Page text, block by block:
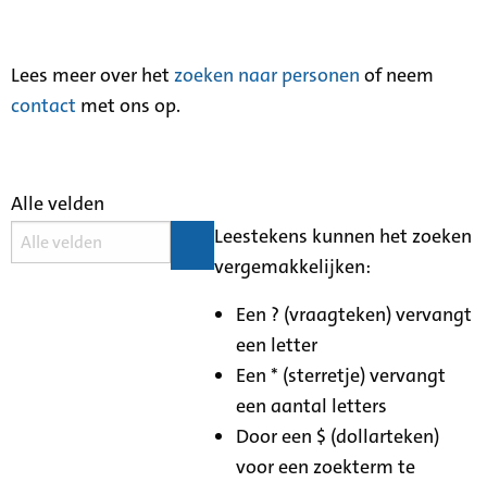
Lees meer over het zoeken naar personen of neem
contact met ons op.
Alle velden
Leestekens kunnen het zoeken
vergemakkelijken:
Een ? (vraagteken) vervangt
een letter
Een * (sterretje) vervangt
een aantal letters
Door een $ (dollarteken)
voor een zoekterm te